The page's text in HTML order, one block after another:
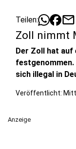
Teilen: mail
Zoll nimmt
Der Zoll hat auf
sich illegal in
Veröffentlicht:
Anzeige